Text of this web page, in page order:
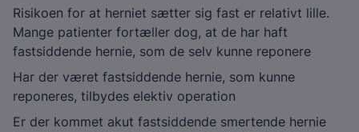
Risikoen for at herniet sætter sig fast er relativt lille.
Mange patienter fortæller dog, at de har haft
fastsiddende hernie, som de selv kunne reponere
Har der været fastsiddende hernie, som kunne
reponeres, tilbydes elektiv operation
Er der kommet akut fastsiddende smertende hernie